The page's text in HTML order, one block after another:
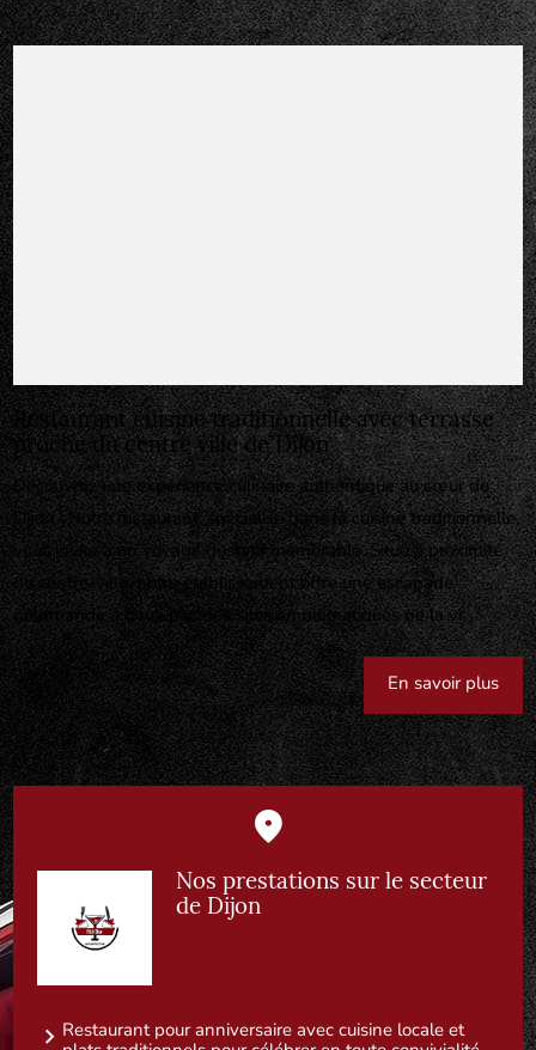
Restaurant cuisine traditionnelle avec terrasse
proche du centre ville de Dijon
Découvrez une expérience culinaire authentique au cœur de
Dijon ! Notre restaurant, spécialisé dans la cuisine traditionnelle,
vous invite à un voyage gustatif mémorable. Situé à proximité
du centre-ville, notre établissement offre une escapade
gourmande à deux pas des sites emblématiques de la vi...
En savoir plus
Nos prestations sur le secteur
de Dijon
Restaurant pour anniversaire avec cuisine locale et